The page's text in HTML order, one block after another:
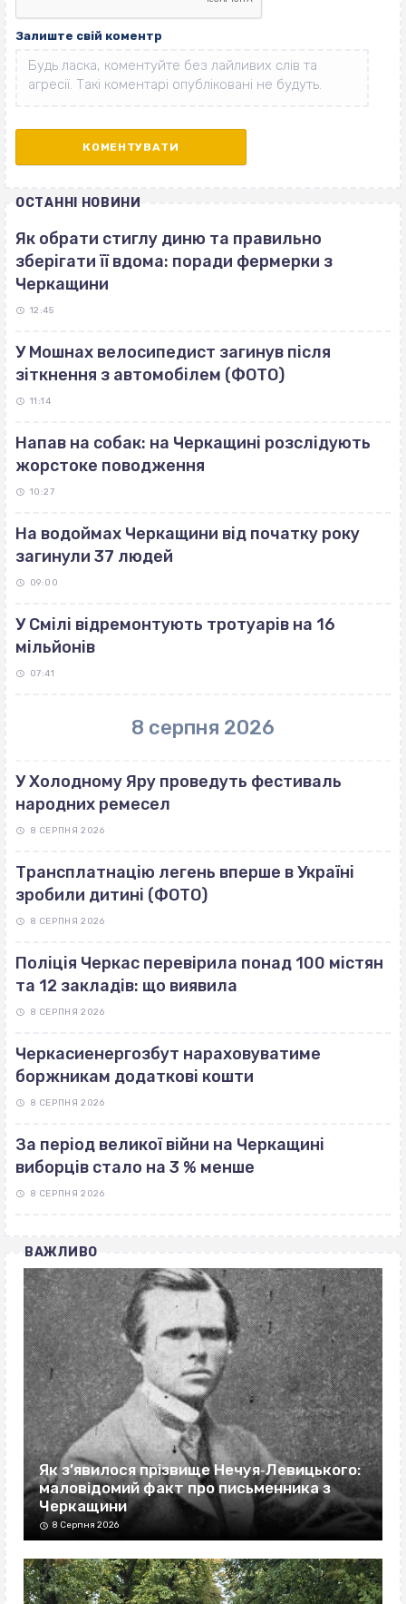
Залиште свій коментр
ОСТАННІ НОВИНИ
Як обрати стиглу диню та правильно
зберігати її вдома: поради фермерки з
Черкащини
12:45
У Мошнах велосипедист загинув після
зіткнення з автомобілем (ФОТО)
11:14
Напав на собак: на Черкащині розслідують
жорстоке поводження
10:27
На водоймах Черкащини від початку року
загинули 37 людей
09:00
У Смілі відремонтують тротуарів на 16
мільйонів
07:41
8 серпня 2026
У Холодному Яру проведуть фестиваль
народних ремесел
8 СЕРПНЯ 2026
Трансплатнацію легень вперше в Україні
зробили дитині (ФОТО)
8 СЕРПНЯ 2026
Поліція Черкас перевірила понад 100 містян
та 12 закладів: що виявила
8 СЕРПНЯ 2026
Черкасиенергозбут нараховуватиме
боржникам додаткові кошти
8 СЕРПНЯ 2026
За період великої війни на Черкащині
виборців стало на 3 % менше
8 СЕРПНЯ 2026
ВАЖЛИВО
Як з’явилося прізвище Нечуя‐Левицького:
маловідомий факт про письменника з
Черкащини
8 Серпня 2026